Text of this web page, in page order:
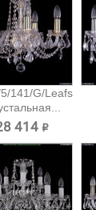
141/G/Leafs
414 ₽